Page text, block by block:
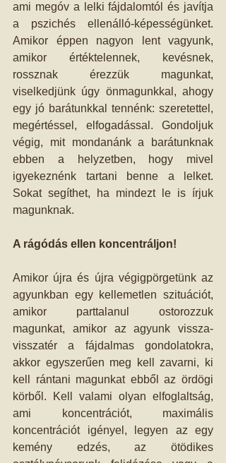
ami megóv a lelki fájdalomtól és javítja
a pszichés ellenálló-képességünket.
Amikor éppen nagyon lent vagyunk,
amikor értéktelennek, kevésnek,
rossznak érezzük magunkat,
viselkedjünk úgy önmagunkkal, ahogy
egy jó barátunkkal tennénk: szeretettel,
megértéssel, elfogadással. Gondoljuk
végig, mit mondanánk a barátunknak
ebben a helyzetben, hogy mivel
igyekeznénk tartani benne a lelket.
Sokat segíthet, ha mindezt le is írjuk
magunknak.
A rágódás ellen koncentráljon!
Amikor újra és újra végigpörgetünk az
agyunkban egy kellemetlen szituációt,
amikor parttalanul ostorozzuk
magunkat, amikor az agyunk vissza-
visszatér a fájdalmas gondolatokra,
akkor egyszerűen meg kell zavarni, ki
kell rántani magunkat ebből az ördögi
körből. Kell valami olyan elfoglaltság,
ami koncentrációt, maximális
koncentrációt igényel, legyen az egy
kemény edzés, az ötödikes